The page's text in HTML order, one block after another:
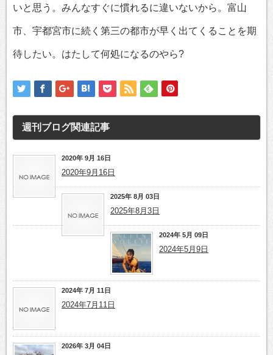
いと思う。みんなすぐに慣れるに違いないから。富山
市、宇都宮市に続く第三の都市が早く出てくることを期
待したい。はたして何処になるのやら?
週刊ブログ関連記事
2020年 9月 16日
2020年9月16日
2025年 8月 03日
2025年8月3日
2024年 5月 09日
2024年5月9日
2024年 7月 11日
2024年7月11日
2026年 3月 04日